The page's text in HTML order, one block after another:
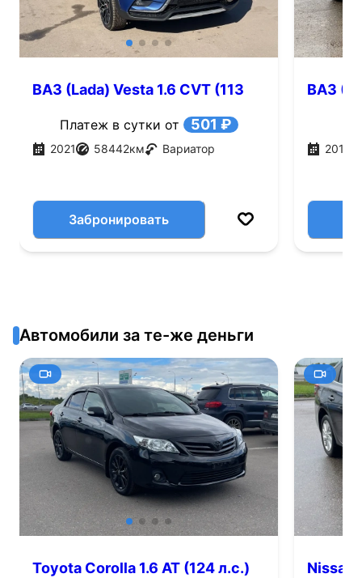
ВАЗ (Lada) Vesta 1.6 CVT (113
Платеж в сутки от 501 ₽
2021 58442км Вариатор
Забронировать
ВАЗ
2018
Автомобили за те-же деньги
Toyota Corolla 1.6 AT (124 л.с.) Nissan